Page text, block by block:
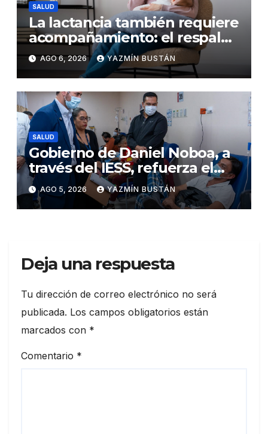
SALUD
La lactancia también requiere
acompañamiento: el respaldo
que necesitan la madre y el
bebé
AGO 6, 2026 YAZMÍN BUSTÁN
SALUD
Gobierno de Daniel Noboa, a
través del IESS, refuerza el
abastecimiento de insulina
en 86 establecimientos de
salud
AGO 5, 2026 YAZMÍN BUSTÁN
Deja una respuesta
Tu dirección de correo electrónico no será
publicada. Los campos obligatorios están
marcados con *
Comentario *